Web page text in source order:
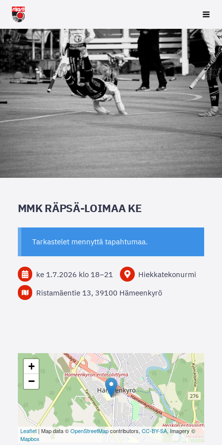
Siirry
sivun
sisältöön
Räpsä ry
MMK RÄPSÄ-LOIMAA KE
Tarkastelet mennyttä tapahtumaa.
ke 1.7.2026 klo 18–21
Hiekkatekonurmi
Ristamäentie 13, 39100 Hämeenkyrö
+
−
Leaflet| Map data ©OpenStreetMapcontributors,CC-BY-SA, Imagery ©
Mapbox